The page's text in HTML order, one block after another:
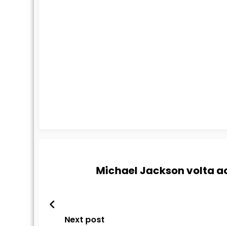
Michael Jackson volta
Next post